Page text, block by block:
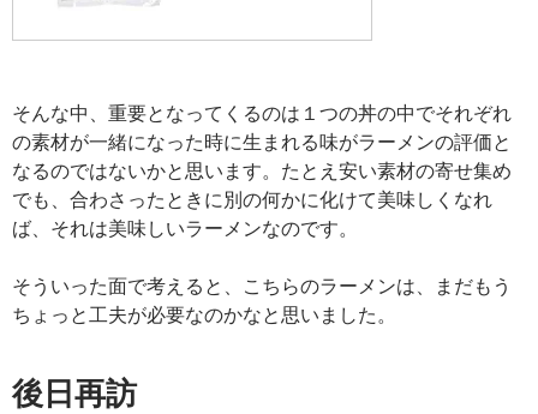
そんな中、重要となってくるのは１つの丼の中でそれぞれ
の素材が一緒になった時に生まれる味がラーメンの評価と
なるのではないかと思います。たとえ安い素材の寄せ集め
でも、合わさったときに別の何かに化けて美味しくなれ
ば、それは美味しいラーメンなのです。
そういった面で考えると、こちらのラーメンは、まだもう
ちょっと工夫が必要なのかなと思いました。
後日再訪